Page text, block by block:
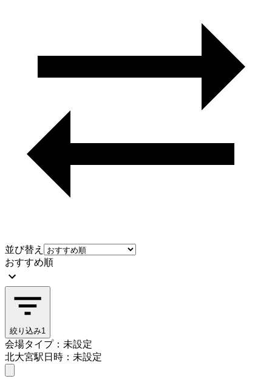
並び替え
おすすめ順
絞り込み1
会場タイプ：未設定
北大宮駅日時：未設定